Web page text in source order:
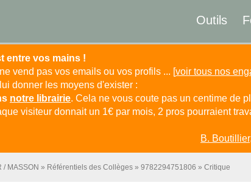
Outils
entre vos mains !
vend pas vos emails ou vos profils ... [voir tous nos
donner les moyens d'exister :
notre librairie. Cela ne vous coute pas un centime de
visiteur donnait un 1€ par mois, 2 pros pourraient
B. Boutillier
/ MASSON Référentiels des Collèges 9782294751806 Critique